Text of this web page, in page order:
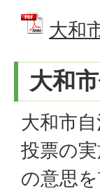
大和
大和
大和市
投票の
の意思